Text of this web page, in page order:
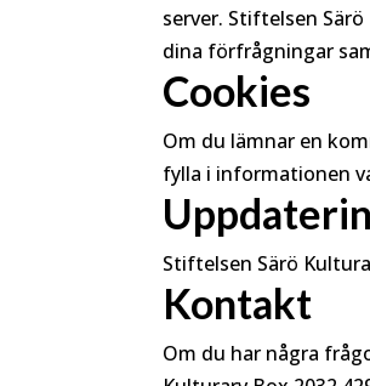
server. Stiftelsen
dina förfrågningar
Cookies
Om du lämnar en
fylla i informationen
Stiftelsen Särö
Kontakt
Om du har några